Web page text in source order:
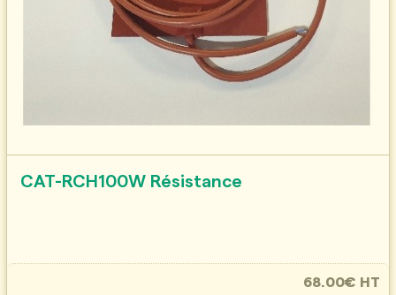
CAT-RCH100W Résistance
68.00€ HT